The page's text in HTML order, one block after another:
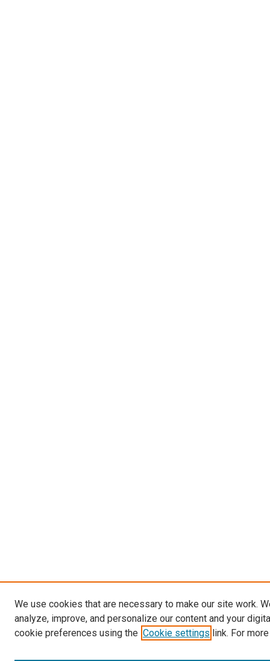
We use cookies that are necessary to make our site work.
analyze, improve, and personalize our content and your
cookie preferences using the Cookie settings link. For